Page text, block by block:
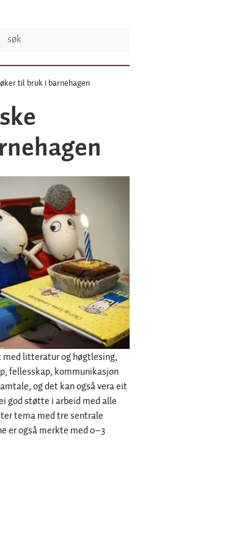
til bruk i barnehagen
litteratur og høgtlesing,
fellesskap, kommunikasjon
og det kan også vera eit
god støtte i arbeid med alle
tema med tre sentrale
er også merkte med 0–3